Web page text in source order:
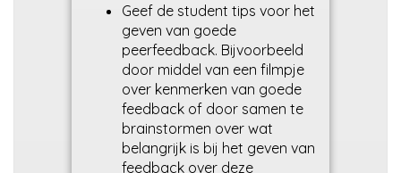
Geef de student tips voor het
geven van goede
peerfeedback. Bijvoorbeeld
door middel van een filmpje
over kenmerken van goede
feedback of door samen te
brainstormen over wat
belangrijk is bij het geven van
feedback over deze